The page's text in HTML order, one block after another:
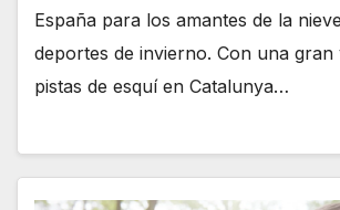
España para los amantes de la
deportes de invierno. Con una gran
pistas de esquí en Catalunya…